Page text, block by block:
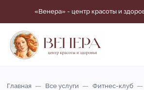
«Венера» - центр красоты и
Главная Все услуги Фитнес-клуб